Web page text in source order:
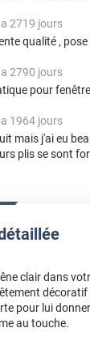
2719 jours
qualité ,
2790 jours
pour
1964 jours
mais j'ai eu
plis se sont
clair dans
pour lui
au touche.